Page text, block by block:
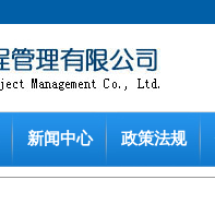
新闻中心 政策法规